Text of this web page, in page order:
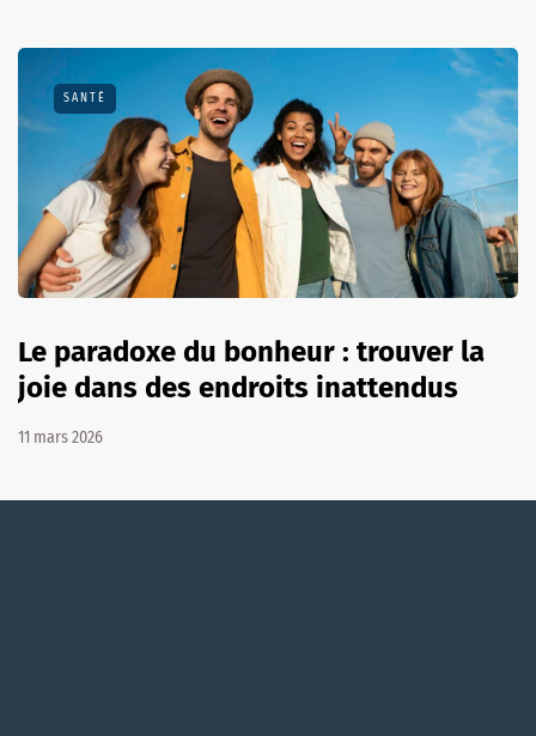
SANTÉ
Le paradoxe du bonheur : trouver la
joie dans des endroits inattendus
11 mars 2026